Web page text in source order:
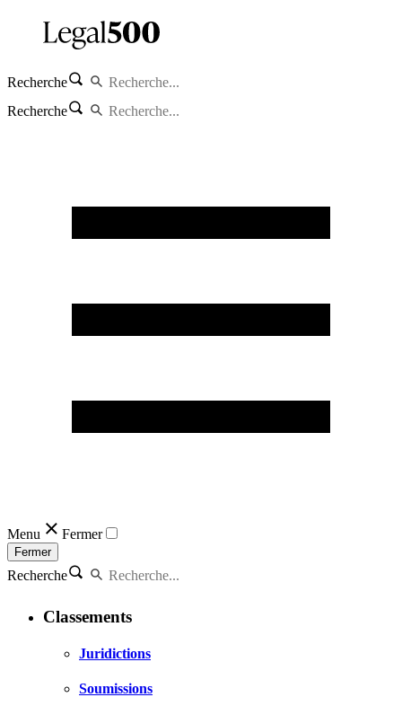
Recherche
Recherche
Menu Fermer
Fermer
Recherche
Classements
Juridictions
Soumissions